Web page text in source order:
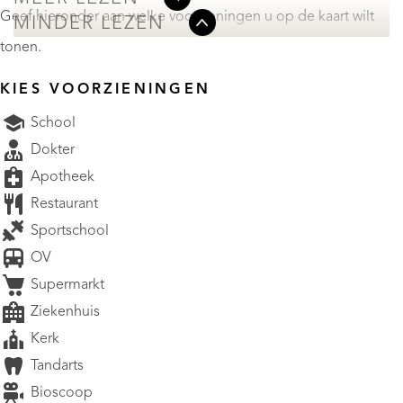
MINDER LEZEN
Geef hieronder aan welke voorzieningen u op de kaart wilt
tonen.
KIES VOORZIENINGEN
School
Dokter
Apotheek
Restaurant
Sportschool
OV
Supermarkt
Ziekenhuis
Kerk
Tandarts
Bioscoop